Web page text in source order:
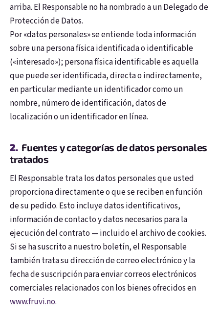
arriba. El Responsable no ha nombrado a un Delegado de
Protección de Datos.
Por «datos personales» se entiende toda información
sobre una persona física identificada o identificable
(«interesado»); persona física identificable es aquella
que puede ser identificada, directa o indirectamente,
en particular mediante un identificador como un
nombre, número de identificación, datos de
localización o un identificador en línea.
Fuentes y categorías de datos personales
tratados
El Responsable trata los datos personales que usted
proporciona directamente o que se reciben en función
de su pedido. Esto incluye datos identificativos,
información de contacto y datos necesarios para la
ejecución del contrato — incluido el archivo de cookies.
Si se ha suscrito a nuestro boletín, el Responsable
también trata su dirección de correo electrónico y la
fecha de suscripción para enviar correos electrónicos
comerciales relacionados con los bienes ofrecidos en
www.fruvi.no.